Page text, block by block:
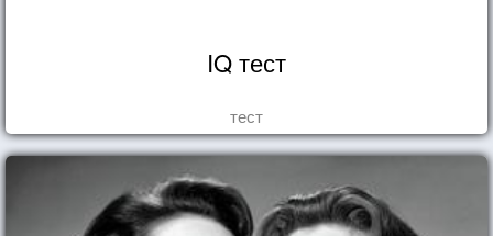
IQ тест
тест